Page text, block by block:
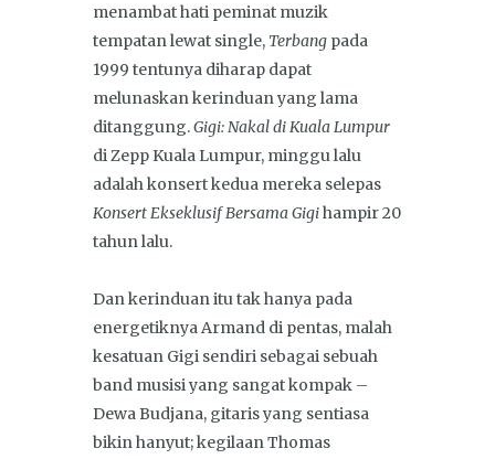
menambat hati peminat muzik
tempatan lewat single, Terbang pada
1999 tentunya diharap dapat
melunaskan kerinduan yang lama
ditanggung.Gigi: Nakal di Kuala Lumpur
di Zepp Kuala Lumpur, minggu lalu
adalah konsert kedua mereka selepas
Konsert Ekseklusif Bersama Gigihampir 20
tahun lalu.
Dan kerinduan itu tak hanya pada
energetiknya Armand di pentas, malah
kesatuan Gigi sendiri sebagai sebuah
band musisi yang sangat kompak –
Dewa Budjana, gitaris yang sentiasa
bikin hanyut; kegilaan Thomas